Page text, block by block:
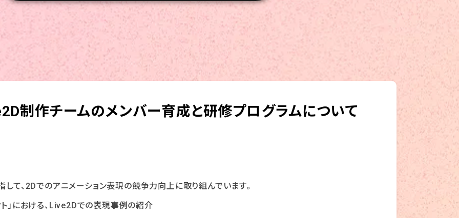
制作チームのメンバー育成と研修プログラムについて
て、2Dでのアニメーション表現の競争力向上に取り組んでいます。
」における、Live2Dでの表現事例の紹介